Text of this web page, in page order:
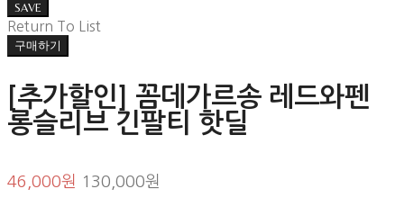
SAVE
Return To List
구매하기
[추가할인] 꼼데가르송 레드와펜
롱슬리브 긴팔티 핫딜
46,000원 130,000원